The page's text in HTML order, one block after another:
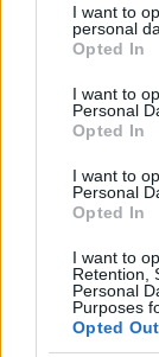
not limited to
grant or deny
use your data
consent section.
I want to
personal
Opted In
I want to
Personal
Opted In
I want to
Personal
Opted In
I want to
Retention,
Personal
Purposes
Opted Out
διάλυση
διακοπή της